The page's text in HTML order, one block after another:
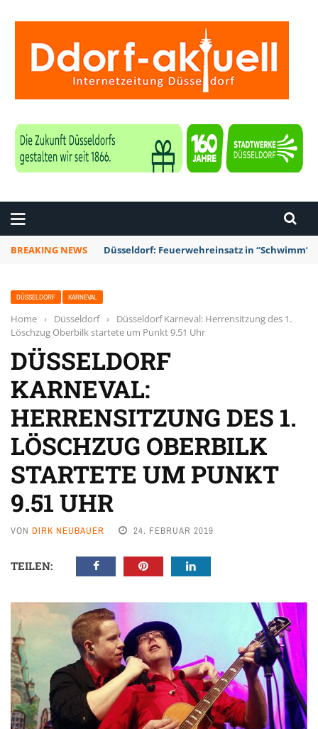
BREAKING NEWS Düsseldorf: Feuerwehreinsatz in “Schwimm’
DÜSSELDORF KARNEVAL
Home › Düsseldorf ›
Düsseldorf Karneval: Herrensitzung des 1.
Löschzug Oberbilk startete um Punkt 9.51 Uhr
DÜSSELDORF
KARNEVAL:
HERRENSITZUNG DES 1.
LÖSCHZUG OBERBILK
STARTETE UM PUNKT
9.51 UHR
VON DIRK NEUBAUER 24. FEBRUAR 2019
TEILEN: